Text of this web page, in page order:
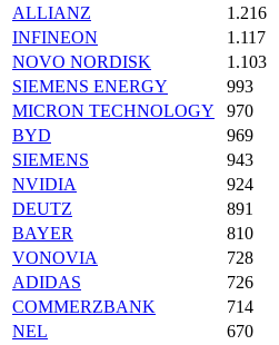
ALLIANZ
1.216
INFINEON
1.117
NOVO NORDISK
1.103
SIEMENS ENERGY
993
MICRON TECHNOLOGY
970
BYD
969
SIEMENS
943
NVIDIA
924
DEUTZ
891
BAYER
810
VONOVIA
728
ADIDAS
726
COMMERZBANK
714
NEL
670